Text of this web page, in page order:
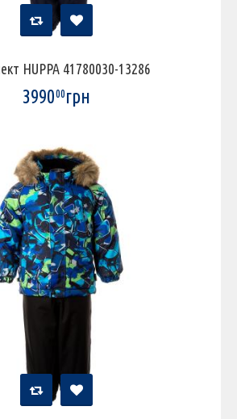
HUPPA 41780030-13286
399000грн